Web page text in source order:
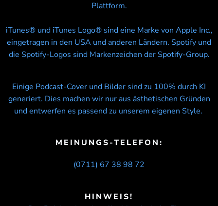
Plattform.
iTunes® und iTunes Logo® sind eine Marke von Apple Inc.,
eingetragen in den USA und anderen Ländern. Spotify und
die Spotify-Logos sind Markenzeichen der Spotify-Group.
Einige Podcast-Cover und Bilder sind zu 100% durch KI
generiert. Dies machen wir nur aus ästhetischen Gründen
und entwerfen es passend zu unserem eigenen Style.
MEINUNGS-TELEFON:
(0711) 67 38 98 72
HINWEIS!